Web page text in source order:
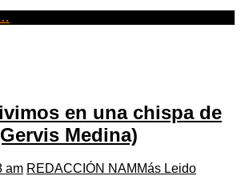
en una chispa de
Medina)
am REDACCIÓN NAM Más Leido